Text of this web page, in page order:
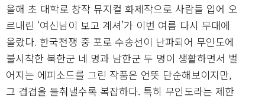
올해 초 대학로 창작 뮤지컬 화제작으로 사람들 입에 오
르내린 ‘여신님이 보고 계셔’가 이번 여름 다시 무대에
올랐다. 한국전쟁 중 포로 수송선이 난파되어 무인도에
불시착한 북한군 네 명과 남한군 두 명이 생활하면서 벌
어지는 에피소드를 그린 작품은 언뜻 단순해보이지만,
그 겹겹을 들춰낼수록 복잡하다. 특히 무인도라는 제한